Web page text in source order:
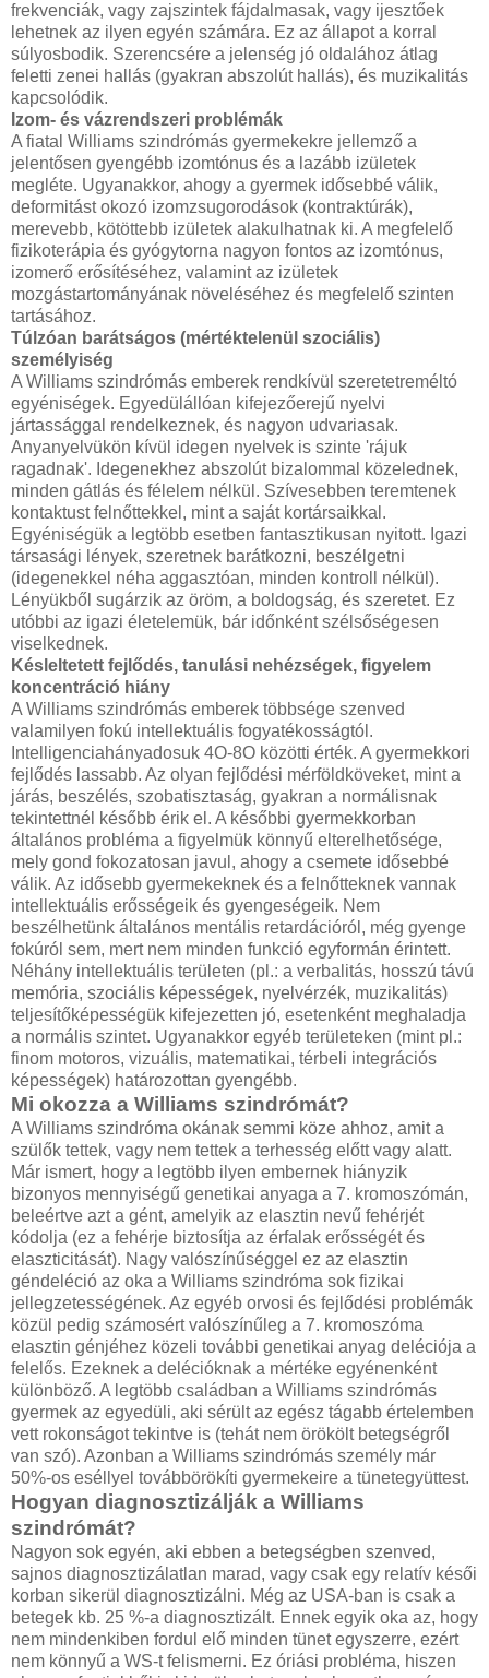
frekvenciák, vagy zajszintek fájdalmasak, vagy ijesztőek
lehetnek az ilyen egyén számára. Ez az állapot a korral
súlyosbodik. Szerencsére a jelenség jó oldalához átlag
feletti zenei hallás (gyakran abszolút hallás), és muzikalitás
kapcsolódik.
Izom- és vázrendszeri problémák
A fiatal Williams szindrómás gyermekekre jellemző a
jelentősen gyengébb izomtónus és a lazább izületek
megléte. Ugyanakkor, ahogy a gyermek idősebbé válik,
deformitást okozó izomzsugorodások (kontraktúrák),
merevebb, kötöttebb izületek alakulhatnak ki. A megfelelő
fizikoterápia és gyógytorna nagyon fontos az izomtónus,
izomerő erősítéséhez, valamint az izületek
mozgástartományának növeléséhez és megfelelő szinten
tartásához.
Túlzóan barátságos (mértéktelenül szociális)
személyiség
A Williams szindrómás emberek rendkívül szeretetreméltó
egyéniségek. Egyedülállóan kifejezőerejű nyelvi
jártassággal rendelkeznek, és nagyon udvariasak.
Anyanyelvükön kívül idegen nyelvek is szinte 'rájuk
ragadnak'. Idegenekhez abszolút bizalommal közelednek,
minden gátlás és félelem nélkül. Szívesebben teremtenek
kontaktust felnőttekkel, mint a saját kortársaikkal.
Egyéniségük a legtöbb esetben fantasztikusan nyitott. Igazi
társasági lények, szeretnek barátkozni, beszélgetni
(idegenekkel néha aggasztóan, minden kontroll nélkül).
Lényükből sugárzik az öröm, a boldogság, és szeretet. Ez
utóbbi az igazi életelemük, bár időnként szélsőségesen
viselkednek.
Késleltetett fejlődés, tanulási nehézségek, figyelem
koncentráció hiány
A Williams szindrómás emberek többsége szenved
valamilyen fokú intellektuális fogyatékosságtól.
Intelligenciahányadosuk 4O-8O közötti érték. A gyermekkori
fejlődés lassabb. Az olyan fejlődési mérföldköveket, mint a
járás, beszélés, szobatisztaság, gyakran a normálisnak
tekintettnél később érik el. A későbbi gyermekkorban
általános probléma a figyelmük könnyű elterelhetősége,
mely gond fokozatosan javul, ahogy a csemete idősebbé
válik. Az idősebb gyermekeknek és a felnőtteknek vannak
intellektuális erősségeik és gyengeségeik. Nem
beszélhetünk általános mentális retardációról, még gyenge
fokúról sem, mert nem minden funkció egyformán érintett.
Néhány intellektuális területen (pl.: a verbalitás, hosszú távú
memória, szociális képességek, nyelvérzék, muzikalitás)
teljesítőképességük kifejezetten jó, esetenként meghaladja
a normális szintet. Ugyanakkor egyéb területeken (mint pl.:
finom motoros, vizuális, matematikai, térbeli integrációs
képességek) határozottan gyengébb.
Mi okozza a Williams szindrómát?
A Williams szindróma okának semmi köze ahhoz, amit a
szülők tettek, vagy nem tettek a terhesség előtt vagy alatt.
Már ismert, hogy a legtöbb ilyen embernek hiányzik
bizonyos mennyiségű genetikai anyaga a 7. kromoszómán,
beleértve azt a gént, amelyik az elasztin nevű fehérjét
kódolja (ez a fehérje biztosítja az érfalak erősségét és
elaszticitását). Nagy valószínűséggel ez az elasztin
géndeléció az oka a Williams szindróma sok fizikai
jellegzetességének. Az egyéb orvosi és fejlődési problémák
közül pedig számosért valószínűleg a 7. kromoszóma
elasztin génjéhez közeli további genetikai anyag deléciója a
felelős. Ezeknek a delécióknak a mértéke egyénenként
különböző. A legtöbb családban a Williams szindrómás
gyermek az egyedüli, aki sérült az egész tágabb értelemben
vett rokonságot tekintve is (tehát nem örökölt betegségről
van szó). Azonban a Williams szindrómás személy már
50%-os eséllyel továbbörökíti gyermekeire a tünetegyüttest.
Hogyan diagnosztizálják a Williams
szindrómát?
Nagyon sok egyén, aki ebben a betegségben szenved,
sajnos diagnosztizálatlan marad, vagy csak egy relatív késői
korban sikerül diagnosztizálni. Még az USA-ban is csak a
betegek kb. 25 %-a diagnosztizált. Ennek egyik oka az, hogy
nem mindenkiben fordul elő minden tünet egyszerre, ezért
nem könnyű a WS-t felismerni. Ez óriási probléma, hiszen